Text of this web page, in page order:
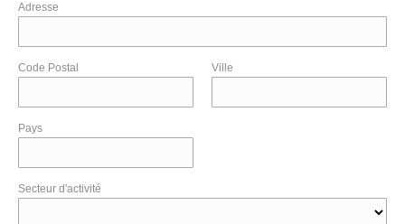
Adresse
Code Postal Ville
Pays
Secteur d'activité